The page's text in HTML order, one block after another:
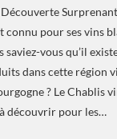
connu pour ses vins
saviez-vous qu’il
dans cette région
? Le Chablis
découvrir pour les…